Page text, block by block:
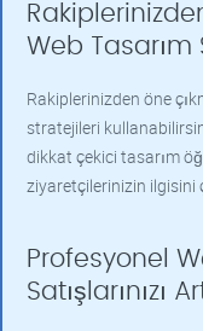
Web Tasarım
Rakiplerinizden öne
stratejileri
dikkat çekici tasarım
ziyaretçilerinizin ilgisini
Profesyonel
Satışlarınızı